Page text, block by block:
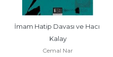
İmam Hatip Davası ve Hacı
Kalay
Cemal Nar